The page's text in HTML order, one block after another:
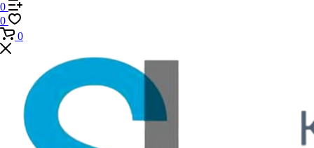
0
0
0